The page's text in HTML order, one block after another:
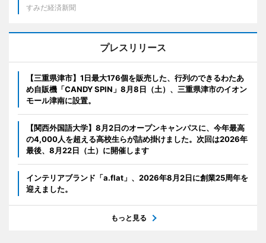
すみだ経済新聞
プレスリリース
【三重県津市】1日最大176個を販売した、行列のできるわたあ
め自販機「CANDY SPIN」8月8日（土）、三重県津市のイオン
モール津南に設置。
【関西外国語大学】8月2日のオープンキャンパスに、今年最高
の4,000人を超える高校生らが詰め掛けました。次回は2026年
最後、8月22日（土）に開催します
インテリアブランド「a.flat」、2026年8月2日に創業25周年を
迎えました。
もっと見る